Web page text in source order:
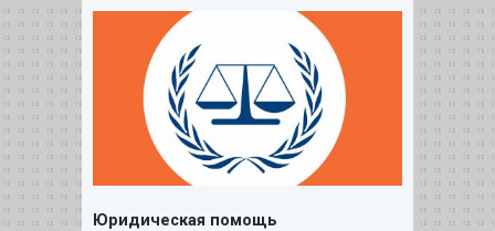
Юридическая помощь